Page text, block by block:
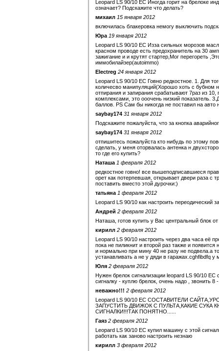
Leopard LS 90/10 EC Иногда горит на брелоке
означает? Подскажите что делать?
михаил 15 января 2012
включилась блакеровка немогу выключить
Юра 19 января 2012
Leopard LS 90/10 EC Изза сильных морозов
красном проводе есть предохранитель на 30
зажигание и и крутят стартер,Мог перегореть
иммобилайзер(autoimmo)
Electreg 24 января 2012
Leopard LS 90/10 EC Говно редкостное. 1. Для
количесво манипуляций(Хорошо хоть с бубном
отпирания и запирания срабатывают 7раз из
комплексами, это ооочень низкий показатель.
баллов. PS Сам бы никогда не поставил на авто
saybay174 31 января 2012
Подскажите пожалуйста, что за кнопка
saybay174 31 января 2012
отпишитесь пожалуйста кто нибудь по этому
сделать, у меня оторвалась антенка н
то где его купить?
Наташа 1 февраля 2012
редкостное говно! все вышеподписавшиеся
орет как потерпевшая, открывает двери раза с
поставить вместо этой дурочки:)
татьяна 1 февраля 2012
Leopard LS 90/10 как настроить переодический
Андрей 2 февраля 2012
Наташа, готов купить у Вас центральный блок
кирилл 2 февраля 2012
Leopard LS 90/10 настроить через два часа её
пока не пиликнит и второй раз также и
и нормально при мину 40 не разу не подвела.а
устанавливать а не у дяди в гаражах.cghfibdfq у
Юля 2 февраля 2012
Нужен брелок сигнализации leopard LS 90/10
сигналку - куплю брелок, очень надо , звонить 8
неважно!!! 2 февраля 2012
Leopard LS 90/10 EC СОСТАВИТЕЛИ
ЗАПУСТИТЬ ДВИЖОК С ПУЛЬТА,КАКИЕ СУКА
СИГНАЛКИ!!!ТАК ПОНЯТНО......
Гаяз 2 февраля 2012
Leopard LS 90/10 EC купил машину с этой
работать как заново настроить незнаю
кирилл 3 февраля 2012